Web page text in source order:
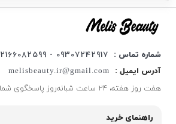
شماره تماس :
09307242917 - 02166082599
آدرس ایمیل :
melisbeauty.ir@gmail.com
هفت روز هفته، ۲۴ ساعت شبانه‌روز پاسخگوی شما هستیم.
راهنمای خرید